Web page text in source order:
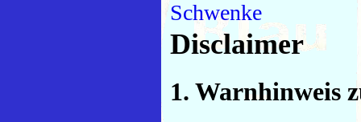
Schwenke
Disclaimer
1. Warnhinweis